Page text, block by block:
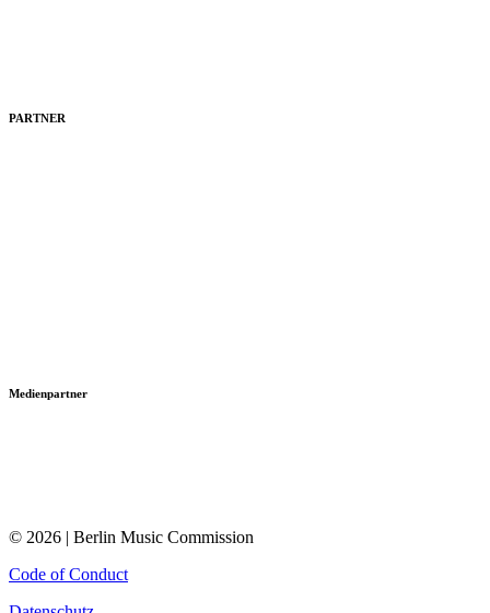
PARTNER
Medienpartner
© 2026 | Berlin Music Commission
Code of Conduct